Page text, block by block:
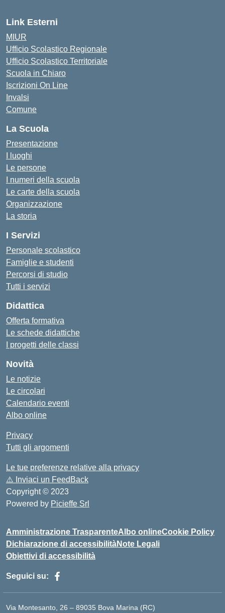
Link Esterni
MIUR
Ufficio Scolastico Regionale
Ufficio Scolastico Territoriale
Scuola in Chiaro
Iscrizioni On Line
Invalsi
Comune
La Scuola
Presentazione
I luoghi
Le persone
I numeri della scuola
Le carte della scuola
Organizzazione
La storia
I Servizi
Personale scolastico
Famiglie e studenti
Percorsi di studio
Tutti i servizi
Didattica
Offerta formativa
Le schede didattiche
I progetti delle classi
Novità
Le notizie
Le circolari
Calendario eventi
Albo online
Privacy
Tutti gli argomenti
Le tue preferenze relative alla privacy
⚠️ Inviaci un FeedBack
Copyright © 2023
Powered by Picieffe Srl
Amministrazione TrasparenteAlbo onlineCookie Policy
Dichiarazione di accessibilitàNote Legali
Obiettivi di accessibilità
Seguici su:
Via Montesanto, 26 – 89035 Bova Marina (RC)